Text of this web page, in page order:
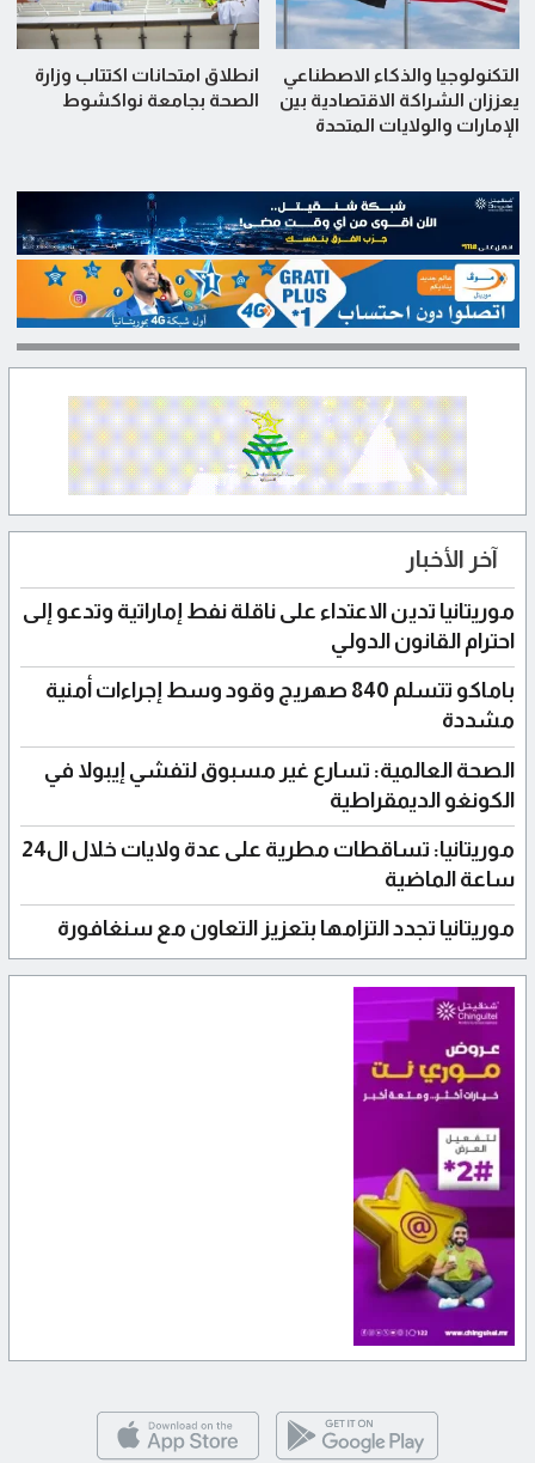
التكنولوجيا والذكاء الاصطناعي
يعززان الشراكة الاقتصادية بين
الإمارات والولايات المتحدة
انطلاق امتحانات اكتتاب وزارة
الصحة بجامعة نواكشوط
آخر الأخبار
موريتانيا تدين الاعتداء على ناقلة نفط إماراتية وتدعو إلى
احترام القانون الدولي
باماكو تتسلم 840 صهريج وقود وسط إجراءات أمنية
مشددة
الصحة العالمية: تسارع غير مسبوق لتفشي إيبولا في
الكونغو الديمقراطية
موريتانيا: تساقطات مطرية على عدة ولايات خلال ال24
ساعة الماضية
موريتانيا تجدد التزامها بتعزيز التعاون مع سنغافورة